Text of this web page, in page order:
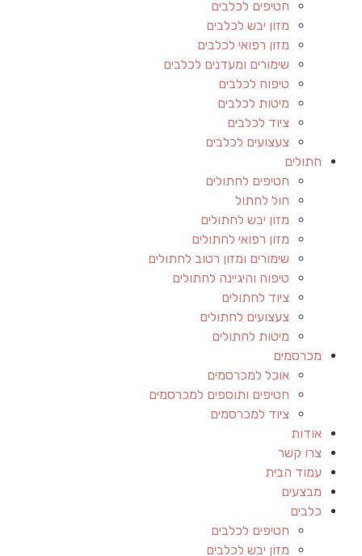
חטיפים לכלבים
מזון יבש לכלבים
מזון רפואי לכלבים
שימורים ומעדנים לכלבים
טיפוח לכלבים
מיטות לכלבים
ציוד לכלבים
צעצועים לכלבים
חתולים
חטיפים לחתולים
חול לחתול
מזון יבש לחתולים
מזון רפואי לחתולים
שימורים ומזון רטוב לחתולים
טיפוח והיגיינה לחתולים
ציוד לחתולים
צעצועים לחתולים
מיטות לחתולים
מכרסמים
אוכל למכרסמים
חטיפים ותוספים למכרסמים
ציוד למכרסמים
אודות
צרו קשר
עמוד הבית
מבצעים
כלבים
חטיפים לכלבים
מזון יבש לכלבים